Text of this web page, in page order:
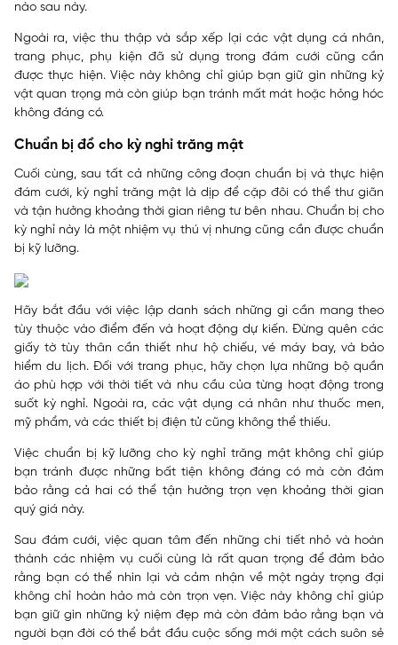
nào sau này.
Ngoài ra, việc thu thập và sắp xếp lại các vật dụng cá nhân,
trang phục, phụ kiện đã sử dụng trong đám cưới cũng cần
được thực hiện. Việc này không chỉ giúp bạn giữ gìn những kỷ
vật quan trọng mà còn giúp bạn tránh mất mát hoặc hỏng hóc
không đáng có.
Chuẩn bị đồ cho kỳ nghỉ trăng mật
Cuối cùng, sau tất cả những công đoạn chuẩn bị và thực hiện
đám cưới, kỳ nghỉ trăng mật là dịp để cặp đôi có thể thư giãn
và tận hưởng khoảng thời gian riêng tư bên nhau. Chuẩn bị cho
kỳ nghỉ này là một nhiệm vụ thú vị nhưng cũng cần được chuẩn
bị kỹ lưỡng.
Hãy bắt đầu với việc lập danh sách những gì cần mang theo
tùy thuộc vào điểm đến và hoạt động dự kiến. Đừng quên các
giấy tờ tùy thân cần thiết như hộ chiếu, vé máy bay, và bảo
hiểm du lịch. Đối với trang phục, hãy chọn lựa những bộ quần
áo phù hợp với thời tiết và nhu cầu của từng hoạt động trong
suốt kỳ nghỉ. Ngoài ra, các vật dụng cá nhân như thuốc men,
mỹ phẩm, và các thiết bị điện tử cũng không thể thiếu.
Việc chuẩn bị kỹ lưỡng cho kỳ nghỉ trăng mật không chỉ giúp
bạn tránh được những bất tiện không đáng có mà còn đảm
bảo rằng cả hai có thể tận hưởng trọn vẹn khoảng thời gian
quý giá này.
Sau đám cưới, việc quan tâm đến những chi tiết nhỏ và hoàn
thành các nhiệm vụ cuối cùng là rất quan trọng để đảm bảo
rằng bạn có thể nhìn lại và cảm nhận về một ngày trọng đại
không chỉ hoàn hảo mà còn trọn vẹn. Việc này không chỉ giúp
bạn giữ gìn những kỷ niệm đẹp mà còn đảm bảo rằng bạn và
người bạn đời có thể bắt đầu cuộc sống mới một cách suôn sẻ